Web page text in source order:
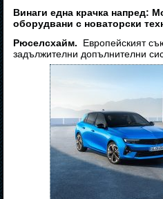
Винаги една крачка напред:
оборудвани с новаторски
Рюселсхайм.
Европейският
задължителни допълнителни